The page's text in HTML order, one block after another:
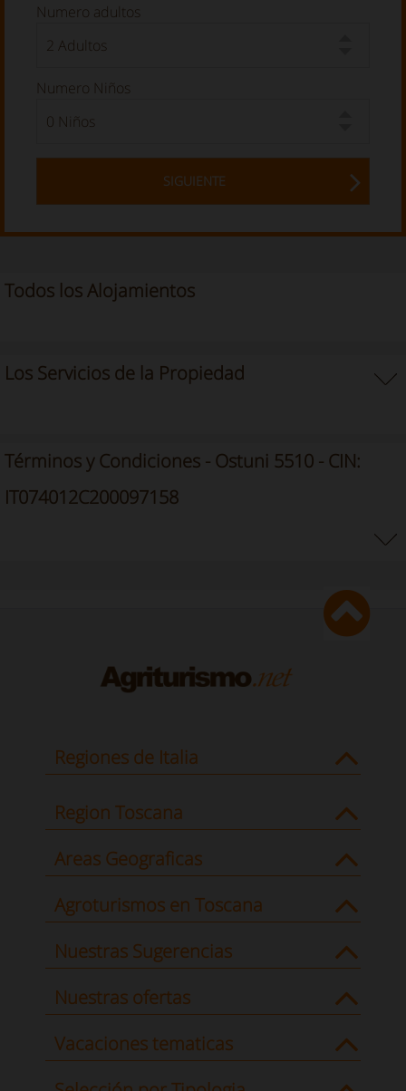
Numero adultos
Numero Niños
SIGUIENTE
Todos los Alojamientos
Los Servicios de la Propiedad
Términos y Condiciones - Ostuni 5510 - CIN:
IT074012C200097158
Regiones de Italia
Region Toscana
Areas Geograficas
Agroturismos en Toscana
Nuestras Sugerencias
Nuestras ofertas
Vacaciones tematicas